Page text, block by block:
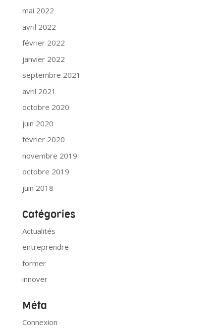
mai 2022
avril 2022
février 2022
janvier 2022
septembre 2021
avril 2021
octobre 2020
juin 2020
février 2020
novembre 2019
octobre 2019
juin 2018
Catégories
Actualités
entreprendre
former
innover
Méta
Connexion